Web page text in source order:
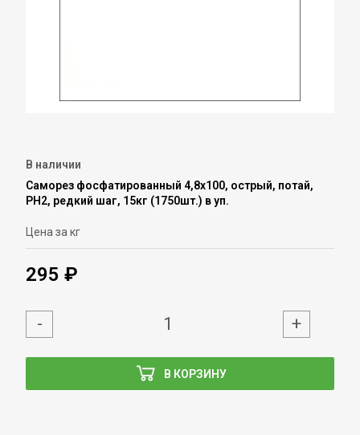
В наличии
Саморез фосфатированный 4,8х100, острый, потай,
PH2, редкий шаг, 15кг (1750шт.) в уп.
Цена за кг
295 ₽
В КОРЗИНУ
- +